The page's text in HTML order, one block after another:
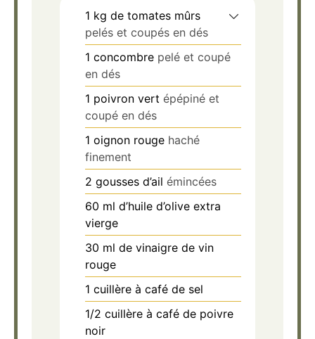
1 kg de tomates mûrs
pelés et coupés en dés
1 concombre pelé et coupé
en dés
1 poivron vert épépiné et
coupé en dés
1 oignon rouge haché
finement
2 gousses d’ail émincées
60 ml d’huile d’olive extra
vierge
30 ml de vinaigre de vin
rouge
1 cuillère à café de sel
1/2 cuillère à café de poivre
noir